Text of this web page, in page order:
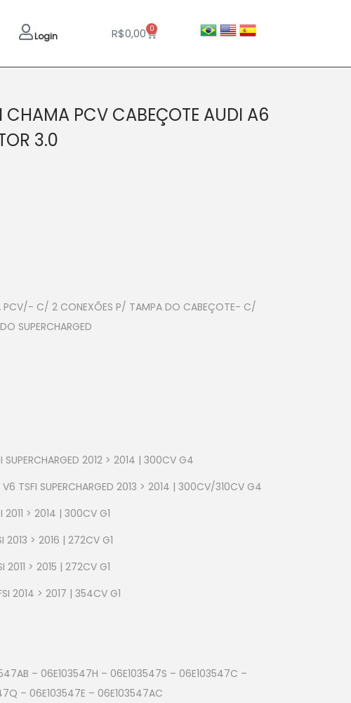
Login R$0,00 0
CHAMA PCV CABEÇOTE AUDI A6
3.0
PCV/- C/ 2 CONEXÕES P/ TAMPA DO CABEÇOTE- C/
SUPERCHARGED
2012 > 2014 | 300CV G4
TSFI SUPERCHARGED 2013 > 2014 | 300CV/310CV G4
> 2014 | 300CV G1
2013 > 2016 | 272CV G1
> 2015 | 272CV G1
2014 > 2017 | 354CV G1
– 06E103547H – 06E103547S – 06E103547C –
– 06E103547E – 06E103547AC